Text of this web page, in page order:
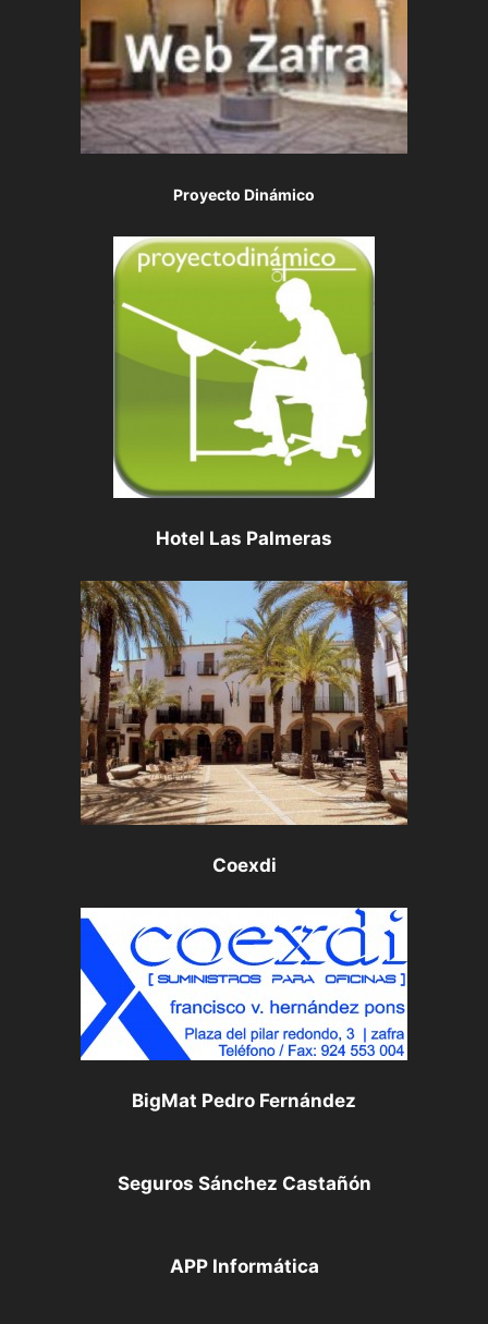
Proyecto Dinámico
Hotel Las Palmeras
Coexdi
BigMat Pedro Fernández
Seguros Sánchez Castañón
APP Informática